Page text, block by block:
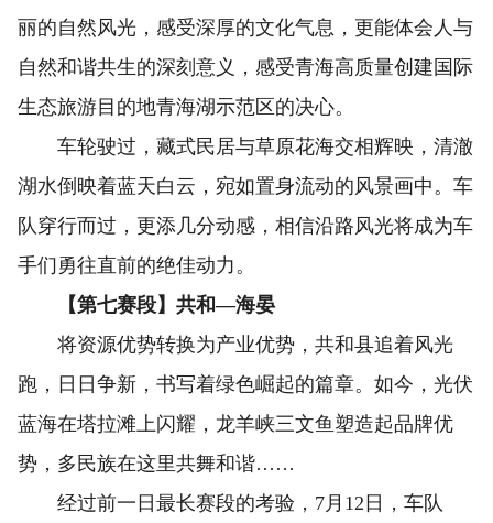
丽的自然风光，感受深厚的文化气息，更能体会人与
自然和谐共生的深刻意义，感受青海高质量创建国际
生态旅游目的地青海湖示范区的决心。
车轮驶过，藏式民居与草原花海交相辉映，清澈
湖水倒映着蓝天白云，宛如置身流动的风景画中。车
队穿行而过，更添几分动感，相信沿路风光将成为车
手们勇往直前的绝佳动力。
【第七赛段】共和—海晏
将资源优势转换为产业优势，共和县追着风光
跑，日日争新，书写着绿色崛起的篇章。如今，光伏
蓝海在塔拉滩上闪耀，龙羊峡三文鱼塑造起品牌优
势，多民族在这里共舞和谐……
经过前一日最长赛段的考验，7月12日，车队